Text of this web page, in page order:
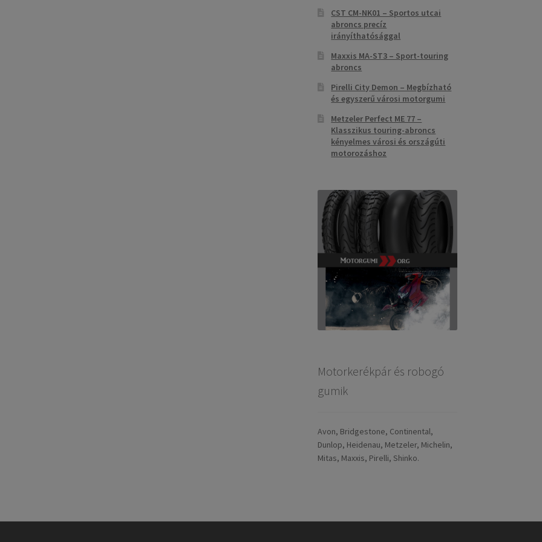
CST CM-NK01 – Sportos utcai
abroncs precíz
irányíthatósággal
Maxxis MA-ST3 – Sport-touring
abroncs
Pirelli City Demon – Megbízható
és egyszerű városi motorgumi
Metzeler Perfect ME 77 –
Klasszikus touring-abroncs
kényelmes városi és országúti
motorozáshoz
Motorkerékpár és robogó
gumik
Avon, Bridgestone, Continental,
Dunlop, Heidenau, Metzeler, Michelin,
Mitas, Maxxis, Pirelli, Shinko.